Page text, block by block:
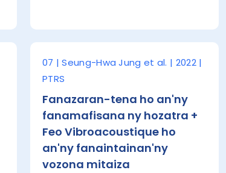
07 | Seung-Hwa Jung et al. | 2022 |
PTRS
Fanazaran-tena ho an'ny
fanamafisana ny hozatra +
Feo Vibroacoustique ho
an'ny fanaintainan'ny
vozona mitaiza